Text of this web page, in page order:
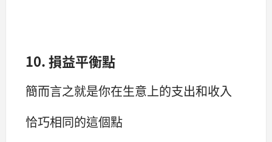
10. 損益平衡點
簡而言之就是你在生意上的支出和收入
恰巧相同的這個點